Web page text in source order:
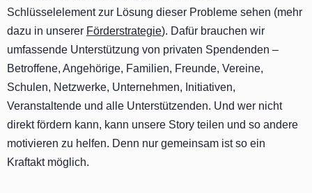
Schlüsselelement zur Lösung dieser Probleme sehen (mehr
dazu in unserer Förderstrategie). Dafür brauchen wir
umfassende Unterstützung von privaten Spendenden –
Betroffene, Angehörige, Familien, Freunde, Vereine,
Schulen, Netzwerke, Unternehmen, Initiativen,
Veranstaltende und alle Unterstützenden. Und wer nicht
direkt fördern kann, kann unsere Story teilen und so andere
motivieren zu helfen. Denn nur gemeinsam ist so ein
Kraftakt möglich.